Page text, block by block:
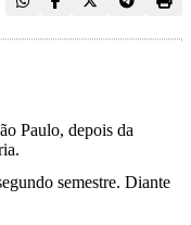
Paulo, depois da
semestre. Diante